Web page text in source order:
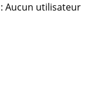
Aucun utilisateur